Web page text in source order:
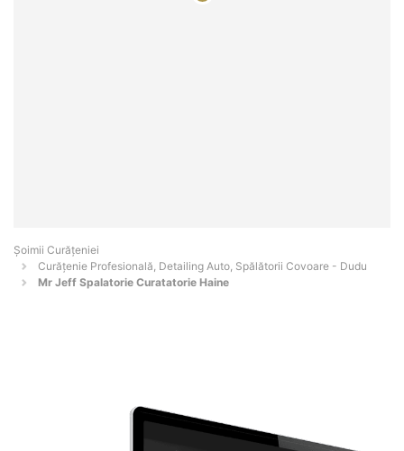
Șoimii Curățeniei
Curățenie Profesională, Detailing Auto, Spălătorii Covoare - Dudu
Mr Jeff Spalatorie Curatatorie Haine